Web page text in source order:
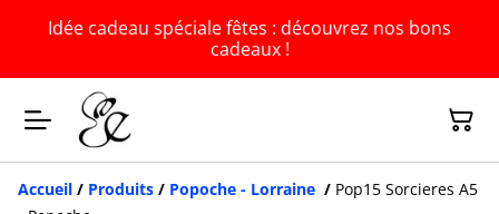
Idée cadeau spéciale fêtes : découvrez nos bons
cadeaux !
Accueil / Produits / Popoche - Lorraine / Pop15 Sorcieres A5